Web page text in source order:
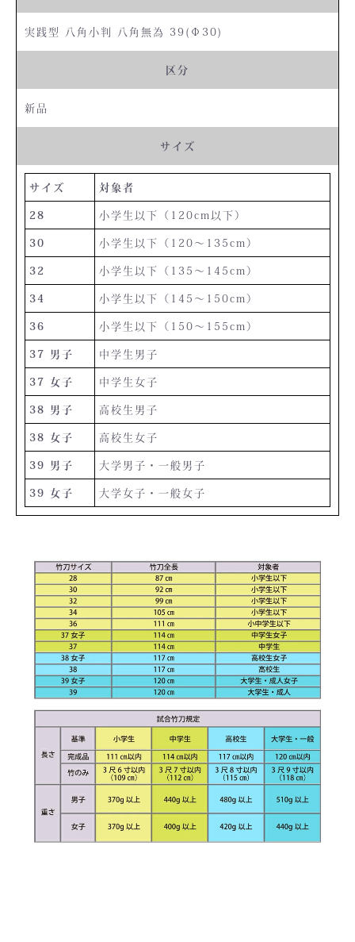
実践型 八角小判 八角無為 39(Φ30)
区分
新品
サイズ
サイズ
対象者
28
小学生以下（120cm以下）
30
小学生以下（120〜135cm）
32
小学生以下（135〜145cm）
34
小学生以下（145〜150cm）
36
小学生以下（150〜155cm）
37 男子
中学生男子
37 女子
中学生女子
38 男子
高校生男子
38 女子
高校生女子
39 男子
大学男子・一般男子
39 女子
大学女子・一般女子